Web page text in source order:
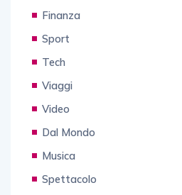
Finanza
Sport
Tech
Viaggi
Video
Dal Mondo
Musica
Spettacolo